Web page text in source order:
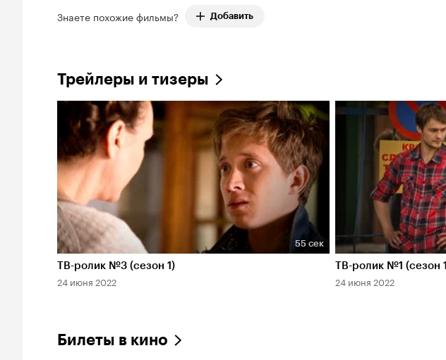
Знаете похожие фильмы? Добавить
Трейлеры и тизеры
Длительность 55 сек
55 сек
ТВ-ролик №3 (сезон 1)
24 июня 2022
Длительность 40
ТВ-ролик №1 (сезон
24 июня 2022
Билеты в кино